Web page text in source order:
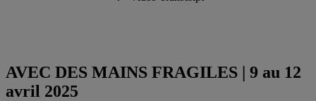
AVEC DES MAINS FRAGILES | 9 au 12
avril 2025